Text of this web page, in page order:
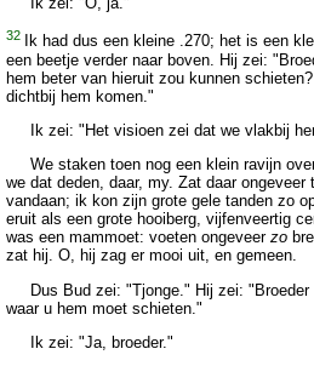
32
Ik had dus een kleine .270; het is een
een beetje verder naar boven. Hij zei:
hem beter van hieruit zou kunnen
dichtbij hem komen."
Ik zei: "Het visioen zei dat we vlakbij
We staken toen nog een klein ravijn
we dat deden, daar, my. Zat daar ongeveer
vandaan; ik kon zijn grote gele tanden zo
eruit als een grote hooiberg, vijfenveertig
was een mammoet: voeten ongeveer zo
zat hij. O, hij zag er mooi uit, en gemeen.
Dus Bud zei: "Tjonge." Hij zei: "Broeder
waar u hem moet schieten."
Ik zei: "Ja, broeder."